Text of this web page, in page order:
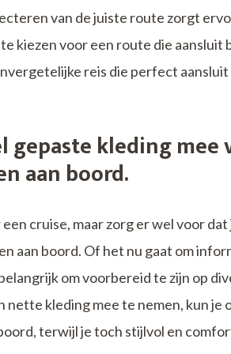
van de juiste route zorgt
kiezen voor een route die aansluit
reis die perfect
gepaste kleding mee
aan boord.
cruise, maar zorg er wel voor
aan boord. Of het nu gaat om
om voorbereid te zijn op
nette kleding mee te nemen, kun je
terwijl je toch stijlvol en